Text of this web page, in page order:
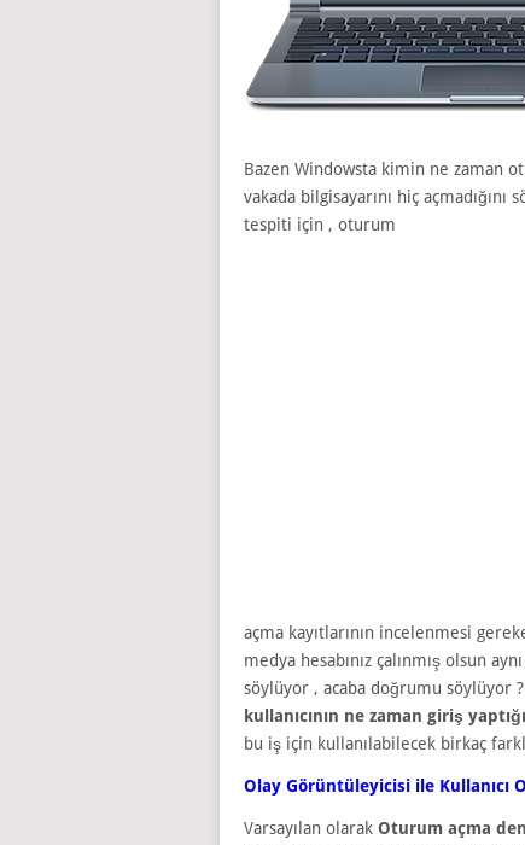
Bazen Windowsta kimin ne zaman
vakada bilgisayarını hiç
tespiti için , oturum
açma kayıtlarının incelenmesi
medya hesabınız çalınmış olsun
söylüyor , acaba doğrumu söylüyor
kullanıcının ne zaman giriş
bu iş için kullanılabilecek birkaç
Olay Görüntüleyicisi ile Kullanıcı
Varsayılan olarak Oturum açma